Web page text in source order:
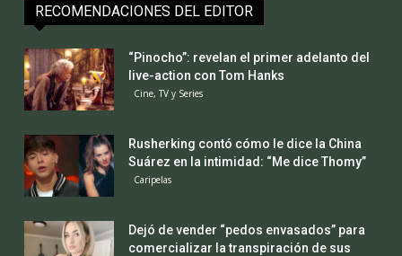
RECOMENDACIONES DEL EDITOR
“Pinocho”: revelan el primer adelanto del
live-action con Tom Hanks
Cine, TV y Series
Rusherking contó cómo le dice la China
Suárez en la intimidad: “Me dice Thomy”
Caripelas
Dejó de vender “pedos envasados” para
comercializar la transpiración de sus